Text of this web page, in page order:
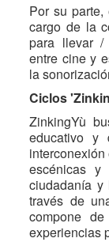
Por su
cargo de la
para llevar /
entre cine y
la
Ciclos
ZinkingYù
educativo y
escénicas
ciudadanía y
través de
compone
experiencias